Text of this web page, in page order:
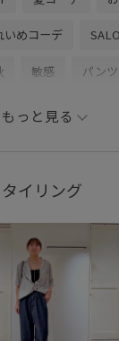
いめコーデ
敏感 パンツ
グ シューズ
SHS26110
Tシ
さりげないアクセン
もっと見る
イリング